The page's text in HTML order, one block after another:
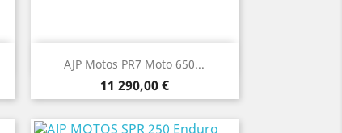
AJP Motos PR7 Moto 650...
Prix
11 290,00 €
Aperçu rapide